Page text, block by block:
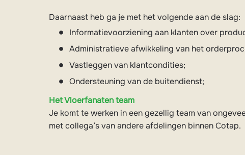
Daarnaast heb ga je met het volgende aan de slag:
Informatievoorziening aan klanten over
Administratieve afwikkeling van het
Vastleggen van klantcondities;
Ondersteuning van de buitendienst;
Het Vloerfanaten team
Je komt te werken in een gezellig team van
met collega’s van andere afdelingen binnen Cotap.